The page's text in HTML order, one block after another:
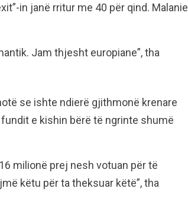
in janë rritur me 40 për qind. Malanie
Jam thjesht europiane”, tha
se ishte ndierë gjithmonë krenare
e kishin bërë të ngrinte shumë
milionë prej nesh votuan për të
këtu për ta theksuar këtë”, tha